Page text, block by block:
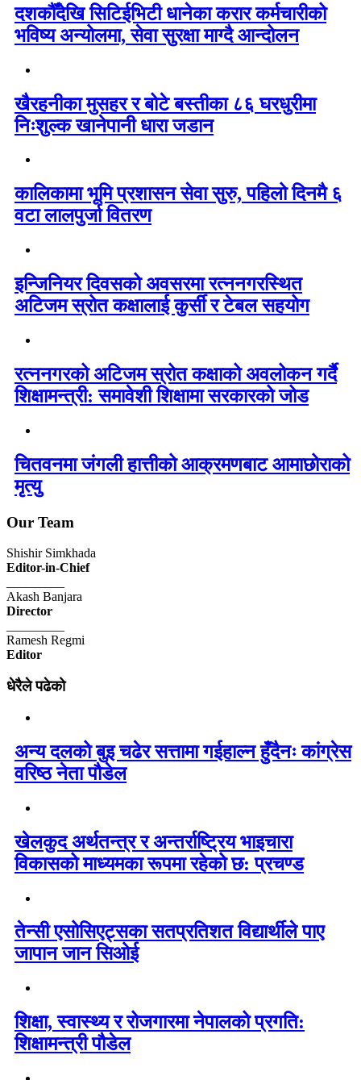
दशकौँदेखि सिटिईभिटी धानेका करार कर्मचारीको
भविष्य अन्योलमा, सेवा सुरक्षा माग्दै आन्दोलन
खैरहनीका मुसहर र बोटे बस्तीका ८६ घरधुरीमा
निःशुल्क खानेपानी धारा जडान
कालिकामा भूमि प्रशासन सेवा सुरु, पहिलो दिनमै ६
वटा लालपुर्जा वितरण
इन्जिनियर दिवसको अवसरमा रत्ननगरस्थित
अटिजम स्रोत कक्षालाई कुर्सी र टेबल सहयोग
रत्ननगरको अटिजम स्रोत कक्षाको अवलोकन गर्दै
शिक्षामन्त्री: समावेशी शिक्षामा सरकारको जोड
चितवनमा जंगली हात्तीको आक्रमणबाट आमाछोराको
मृत्यु
Our Team
Shishir Simkhada
Editor-in-Chief
Akash Banjara
Director
Ramesh Regmi
Editor
धेरैले पढेको
अन्य दलको बुइ चढेर सत्तामा गईहाल्न हुँदैनः कांग्रेस
वरिष्ठ नेता पौडेल
खेलकुद अर्थतन्त्र र अन्तर्राष्ट्रिय भाइचारा
विकासको माध्यमका रूपमा रहेको छ: प्रचण्ड
तेन्सी एसोसिएट्सका सतप्रतिशत विद्यार्थीले पाए
जापान जान सिओई
शिक्षा, स्वास्थ्य र रोजगारमा नेपालको प्रगति:
शिक्षामन्त्री पौडेल